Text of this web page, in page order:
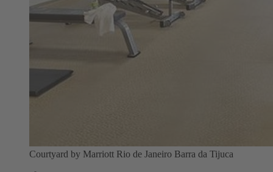
Courtyard by Marriott Rio de Janeiro Barra da Tijuca